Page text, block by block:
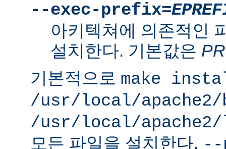
--exec-prefix=
아키텍쳐에 의존적인
설치한다. 기본값은
기본적으로 make
/usr/local/
/usr/local/
모든 파일을 설치한다. --